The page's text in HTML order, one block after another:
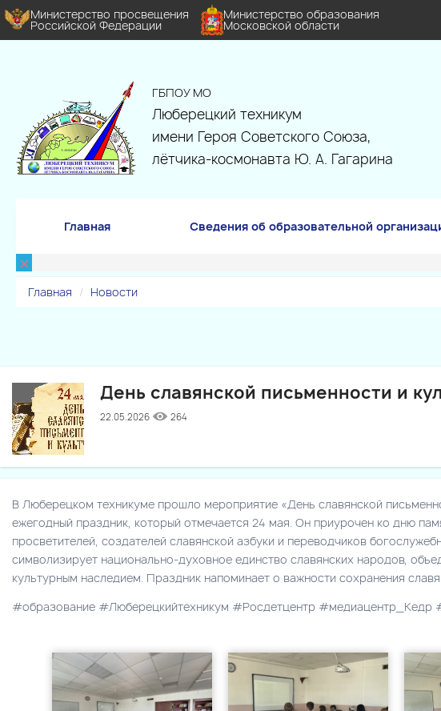
Министерство просвещения
Российской Федерации
Министерство образования
Московской области
ГБПОУ МО
Люберецкий техникум
имени Героя Советского Союза,
лётчика-космонавта Ю. А. Гагарина
Главная Сведения об образовательной
×
Главная Новости
День славянской письменности и
22.05.2026 264
В Люберецком техникуме прошло мероприятие «День славянской
ежегодный праздник, который отмечается 24 мая. Он приурочен ко дню
просветителей, создателей славянской азбуки и переводчиков
символизирует национально-духовное единство славянских народов,
культурным наследием. Праздник напоминает о важности сохранения
#образование #Люберецкийтехникум #Росдетцентр #медиацентр_Кедр